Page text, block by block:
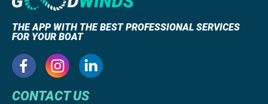
THE APP WITH THE BEST PROFESSIONAL SERVICES
FOR YOUR BOAT
CONTACT US